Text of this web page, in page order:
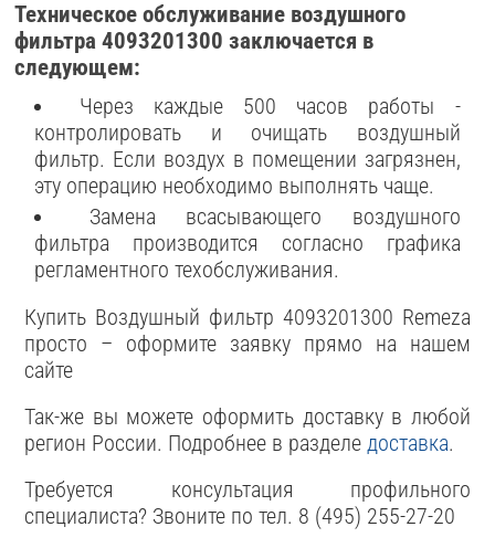
Техническое обслуживание воздушного
фильтра 4093201300 заключается в
следующем:
Через каждые 500 часов работы -
контролировать и очищать воздушный
фильтр. Если воздух в помещении загрязнен,
эту операцию необходимо выполнять чаще.
Замена всасывающего воздушного
фильтра производится согласно графика
регламентного техобслуживания.
Купить Воздушный фильтр 4093201300 Remeza
просто – оформите заявку прямо на нашем
сайте
Так-же вы можете оформить доставку в любой
регион России. Подробнее в разделедоставка.
Требуется консультация профильного
специалиста? Звоните по тел. 8 (495) 255-27-20